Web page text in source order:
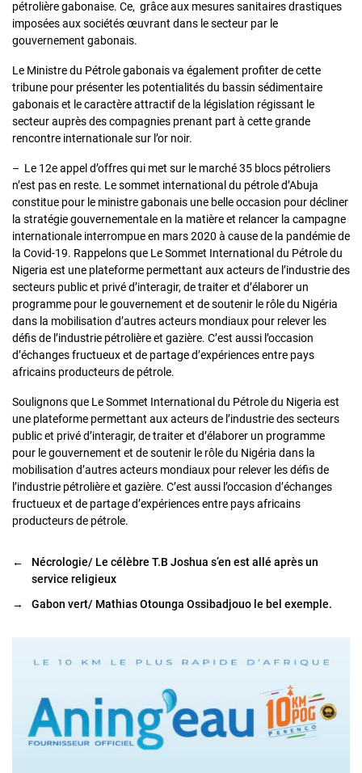
pétrolière gabonaise. Ce, grâce aux mesures sanitaires drastiques
imposées aux sociétés œuvrant dans le secteur par le
gouvernement gabonais.
Le Ministre du Pétrole gabonais va également profiter de cette
tribune pour présenter les potentialités du bassin sédimentaire
gabonais et le caractère attractif de la législation régissant le
secteur auprès des compagnies prenant part à cette grande
rencontre internationale sur l’or noir.
– Le 12e appel d’offres qui met sur le marché 35 blocs pétroliers
n’est pas en reste. Le sommet international du pétrole d’Abuja
constitue pour le ministre gabonais une belle occasion pour décliner
la stratégie gouvernementale en la matière et relancer la campagne
internationale interrompue en mars 2020 à cause de la pandémie de
la Covid-19. Rappelons que Le Sommet International du Pétrole du
Nigeria est une plateforme permettant aux acteurs de l’industrie des
secteurs public et privé d’interagir, de traiter et d’élaborer un
programme pour le gouvernement et de soutenir le rôle du Nigéria
dans la mobilisation d’autres acteurs mondiaux pour relever les
défis de l’industrie pétrolière et gazière. C’est aussi l’occasion
d’échanges fructueux et de partage d’expériences entre pays
africains producteurs de pétrole.
Soulignons que Le Sommet International du Pétrole du Nigeria est
une plateforme permettant aux acteurs de l’industrie des secteurs
public et privé d’interagir, de traiter et d’élaborer un programme
pour le gouvernement et de soutenir le rôle du Nigéria dans la
mobilisation d’autres acteurs mondiaux pour relever les défis de
l’industrie pétrolière et gazière. C’est aussi l’occasion d’échanges
fructueux et de partage d’expériences entre pays africains
producteurs de pétrole.
←
Nécrologie/ Le célèbre T.B Joshua s’en est allé après un
service religieux
→
Gabon vert/ Mathias Otounga Ossibadjouo le bel exemple.